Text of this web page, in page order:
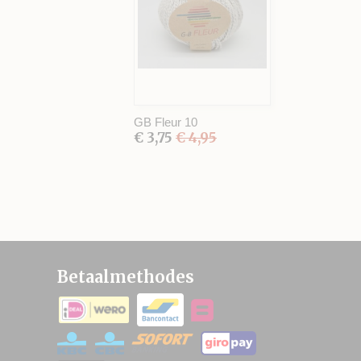
GB Fleur 10
€ 3,75 € 4,95
Betaalmethodes